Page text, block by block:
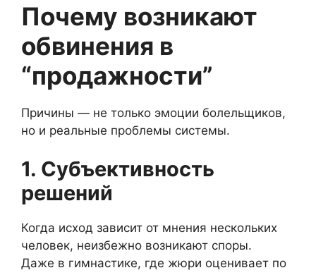
Почему возникают
обвинения в
“продажности”
Причины — не только эмоции болельщиков,
но и реальные проблемы системы.
1. Субъективность
решений
Когда исход зависит от мнения нескольких
человек, неизбежно возникают споры.
Даже в гимнастике, где жюри оценивает по